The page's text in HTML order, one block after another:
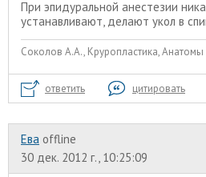
При эпидуральной анестезии
устанавливают, делают укол в
Соколов А.А., Круропластика, Анатомы
ответить цитировать
Ева offline
30 дек. 2012 г., 10:25:09